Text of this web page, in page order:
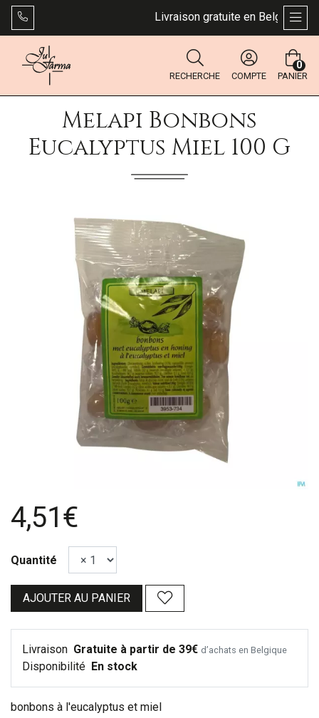
Livraison gratuite en Belgique
RECHERCHE COMPTE PANIER
0
Melapi Bonbons
Eucalyptus Miel 100 G
4,51€
Quantité
AJOUTER AU PANIER
Livraison Gratuite à partir de 39€ d’achats en Belgique
Disponibilité En stock
bonbons à l'eucalyptus et miel